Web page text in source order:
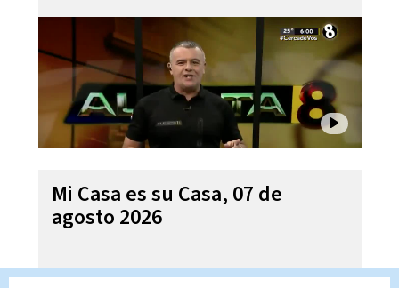
Mi Casa es su Casa, 07 de
agosto 2026